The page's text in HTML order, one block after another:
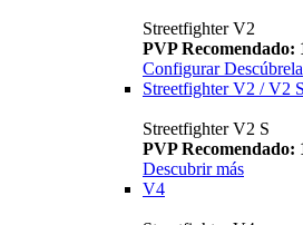
Streetfighter V2
PVP Recomendado:
Configurar Descúbrela
Streetfighter V2 / V2 S
Streetfighter V2 S
PVP Recomendado:
Descubrir más
V4